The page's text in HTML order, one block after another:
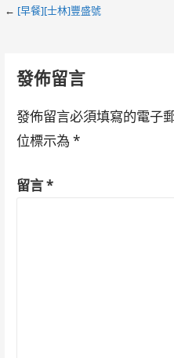
Post
← [早餐][士林]豐盛號
發佈留言
發佈留言必須填寫的電子
位標示為 *
留言*